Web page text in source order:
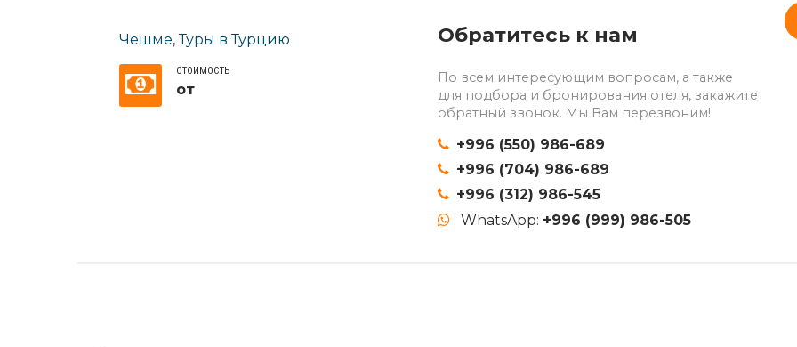
Чешме,Туры в Турцию
СТОИМОСТЬ
от
Обратитесь к нам
По всем интересующим вопросам, а также
для подбора и бронирования отеля, закажите
обратный звонок. Мы Вам перезвоним!
+996 (550) 986-689
+996 (704) 986-689
+996 (312) 986-545
WhatsApp: +996 (999) 986-505